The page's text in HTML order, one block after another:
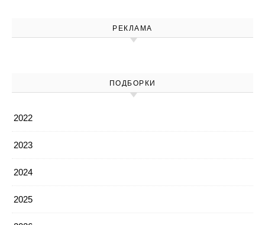
РЕКЛАМА
ПОДБОРКИ
2022
2023
2024
2025